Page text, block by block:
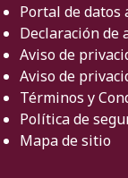
Portal de datos
Declaración de
Aviso de
Aviso de
Términos y
Política de
Mapa de sitio